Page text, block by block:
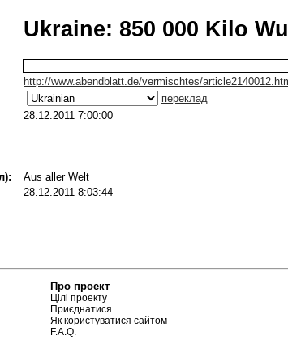
Ukraine: 850 000 Kilo
http://www.abendblatt.de/vermischtes/
переклад
28.12.2011 7:00:00
Aus aller Welt
28.12.2011 8:03:44
Про проект
Цілі проекту
Приєднатися
Як користуватися сайтом
F.A.Q.